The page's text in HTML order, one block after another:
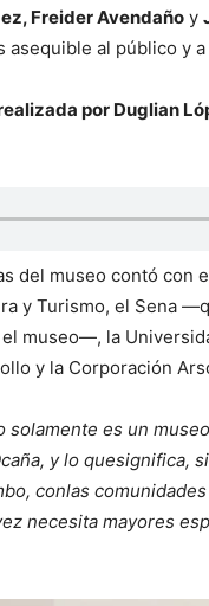
Freider Avendaño y
al público y
por Duglian
del museo contó con
y Turismo, el Sena
museo—, la
y la Corporación
solamente es un
y lo quesignifica,
conlas
necesita mayores